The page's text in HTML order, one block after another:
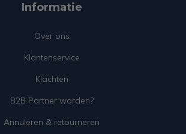
Informatie
Over ons
Klantenservice
Klachten
B2B Partner worden?
Annuleren & retourneren